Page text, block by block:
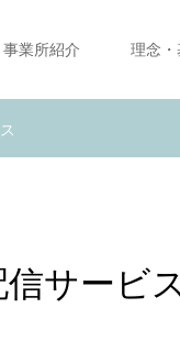
事業所紹介 理念
サービ